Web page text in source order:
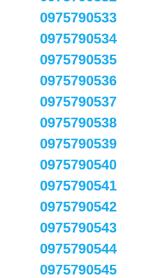
0975790533
0975790534
0975790535
0975790536
0975790537
0975790538
0975790539
0975790540
0975790541
0975790542
0975790543
0975790544
0975790545